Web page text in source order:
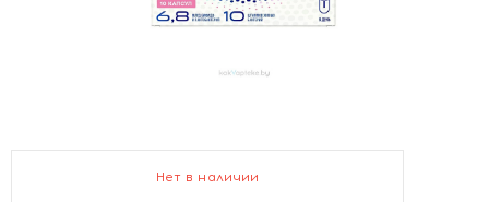
Нет в наличии